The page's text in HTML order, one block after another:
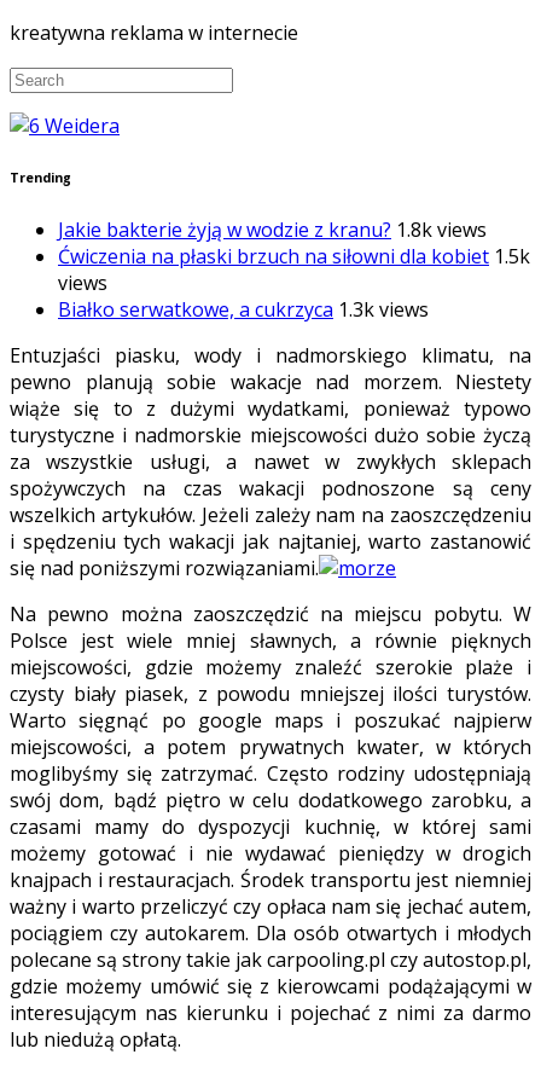
kreatywna reklama w internecie
Trending
Jakie bakterie żyją w wodzie z kranu? 1.8k views
Ćwiczenia na płaski brzuch na siłowni dla kobiet 1.5k
views
Białko serwatkowe, a cukrzyca 1.3k views
Entuzjaści piasku, wody i nadmorskiego klimatu, na
pewno planują sobie wakacje nad morzem. Niestety
wiąże się to z dużymi wydatkami, ponieważ typowo
turystyczne i nadmorskie miejscowości dużo sobie życzą
za wszystkie usługi, a nawet w zwykłych sklepach
spożywczych na czas wakacji podnoszone są ceny
wszelkich artykułów. Jeżeli zależy nam na zaoszczędzeniu
i spędzeniu tych wakacji jak najtaniej, warto zastanowić
się nad poniższymi rozwiązaniami.
Na pewno można zaoszczędzić na miejscu pobytu. W
Polsce jest wiele mniej sławnych, a równie pięknych
miejscowości, gdzie możemy znaleźć szerokie plaże i
czysty biały piasek, z powodu mniejszej ilości turystów.
Warto sięgnąć po google maps i poszukać najpierw
miejscowości, a potem prywatnych kwater, w których
moglibyśmy się zatrzymać. Często rodziny udostępniają
swój dom, bądź piętro w celu dodatkowego zarobku, a
czasami mamy do dyspozycji kuchnię, w której sami
możemy gotować i nie wydawać pieniędzy w drogich
knajpach i restauracjach. Środek transportu jest niemniej
ważny i warto przeliczyć czy opłaca nam się jechać autem,
pociągiem czy autokarem. Dla osób otwartych i młodych
polecane są strony takie jak carpooling.pl czy autostop.pl,
gdzie możemy umówić się z kierowcami podążającymi w
interesującym nas kierunku i pojechać z nimi za darmo
lub niedużą opłatą.